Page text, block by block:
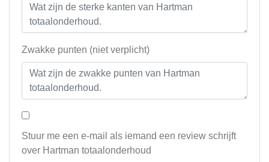
Zwakke punten (niet verplicht)
Stuur me een e-mail als iemand een review schrijft
over Hartman totaalonderhoud